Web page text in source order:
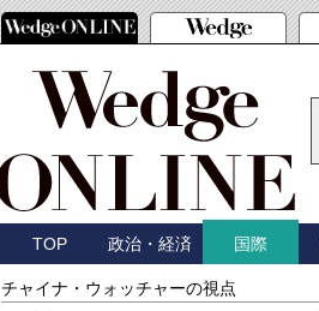
TOP 政治・経済 国際
チャイナ・ウォッチャーの視点